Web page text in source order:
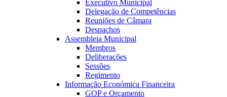
Executivo Municipal
Delegação de Competências
Reuniões de Câmara
Despachos
Assembleia Municipal
Membros
Deliberações
Sessões
Regimento
Informação Económica Financeira
GOP e Orçamento